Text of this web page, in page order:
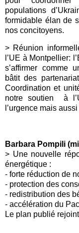
populations
formidable élan de
nos concitoyens.
> Réunion
l’UE à Montpellier:
s’affirmer comme
bâtit des
Coordination et
notre soutien à
l’urgence mais
Barbara Pompili
> Une nouvelle
énergétique :
- forte réduction de
- protection des
- redistribution des
- accélération du
Le plan publié